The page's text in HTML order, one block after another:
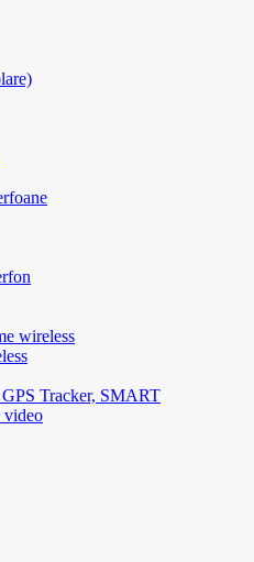
wireless
Tracker, SMART
video